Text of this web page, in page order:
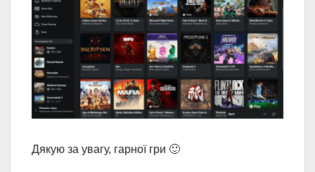
Дякую за увагу, гарної гри 🙂